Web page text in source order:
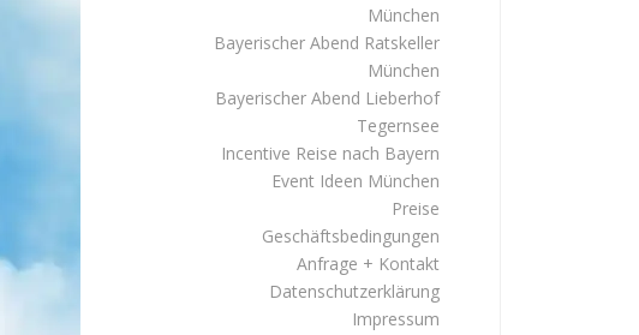
München
Bayerischer Abend Ratskeller
München
Bayerischer Abend Lieberhof
Tegernsee
Incentive Reise nach Bayern
Event Ideen München
Preise
Geschäftsbedingungen
Anfrage + Kontakt
Datenschutzerklärung
Impressum